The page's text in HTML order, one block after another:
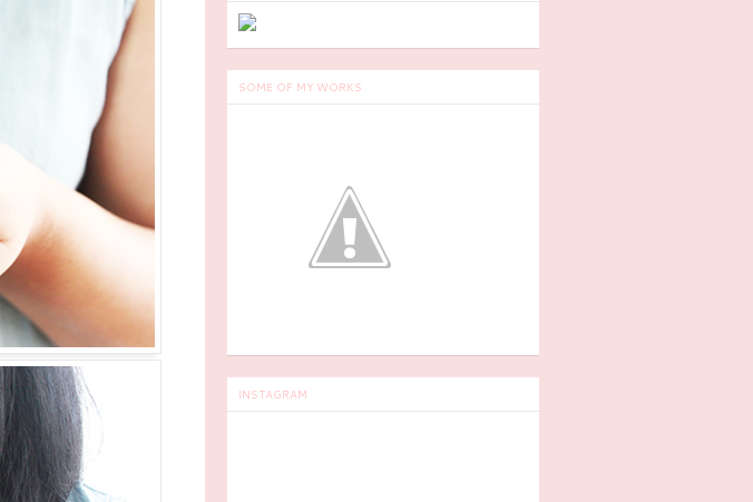
SOME OF MY WORKS
INSTAGRAM